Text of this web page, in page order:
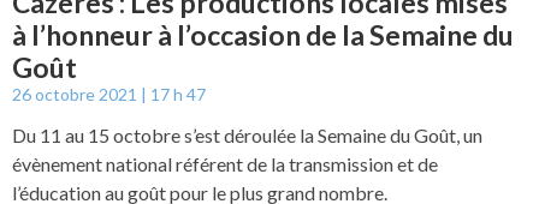
à l’honneur à l’occasion de la Semaine du
Goût
26 octobre 2021 17 h 47
Du 11 au 15 octobre s’est déroulée la Semaine du Goût, un
évènement national référent de la transmission et de
l’éducation au goût pour le plus grand nombre.